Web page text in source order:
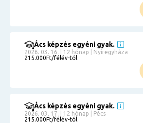
Ács képzés egyéni gyak.
2026. 03. 16. | 12 hónap | Nyíregyháza
215.000Ft/félév-tól
Ács képzés egyéni gyak.
2026. 03. 17. | 12 hónap | Pécs
215.000Ft/félév-tól